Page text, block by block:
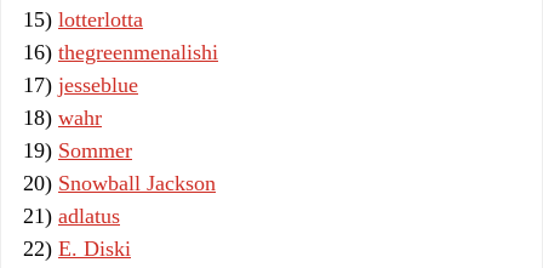
15) lotterlotta
16) thegreenmenalishi
17) jesseblue
18) wahr
19) Sommer
20) Snowball Jackson
21) adlatus
22) E. Diski